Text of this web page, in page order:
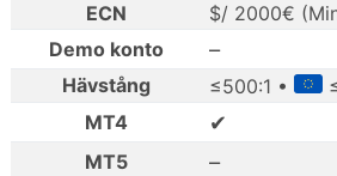
ECN
$/ 2000€
Demo konto
–
Hävstång ≤500:1 •
MT4
✔
MT5 –